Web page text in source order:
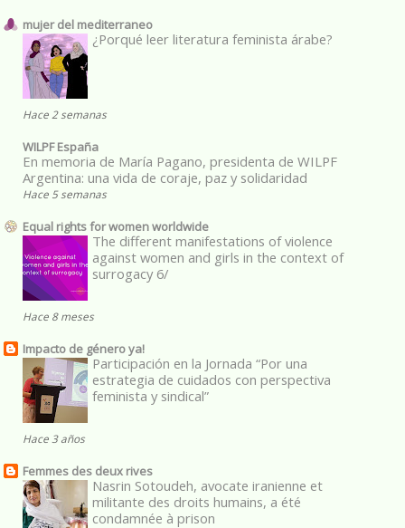
mujer del mediterraneo
¿Porqué leer literatura feminista árabe?
Hace 2 semanas
WILPF España
En memoria de María Pagano, presidenta de WILPF
Argentina: una vida de coraje, paz y solidaridad
Hace 5 semanas
Equal rights for women worldwide
The different manifestations of violence
against women and girls in the context of
surrogacy 6/
Hace 8 meses
Impacto de género ya!
Participación en la Jornada “Por una
estrategia de cuidados con perspectiva
feminista y sindical”
Hace 3 años
Femmes des deux rives
Nasrin Sotoudeh, avocate iranienne et
militante des droits humains, a été
condamnée à prison